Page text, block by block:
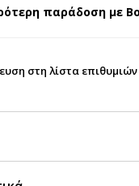
παράδοση με
στη λίστα επιθυμιών